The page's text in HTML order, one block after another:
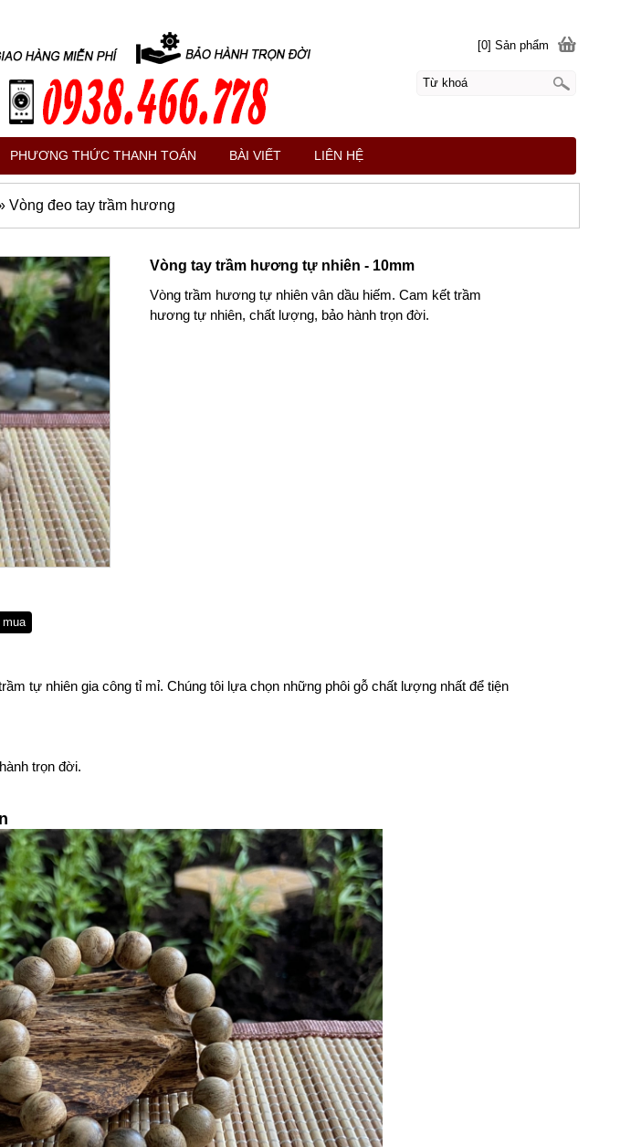
Vòng tay trầm hương tự nhiên - 10mm
Vòng trầm hương tự nhiên vân dầu hiếm. Cam kết trầm
hương tự nhiên, chất lượng, bảo hành trọn đời.
tự nhiên gia công tỉ mỉ. Chúng tôi lựa chọn những phôi gỗ chất lượng nhất để tiện
trọn đời.
Vòng đeo tay trầm hương
[0] Sản phẩm
PHƯƠNG THỨC THANH TOÁN BÀI VIẾT LIÊN HỆ